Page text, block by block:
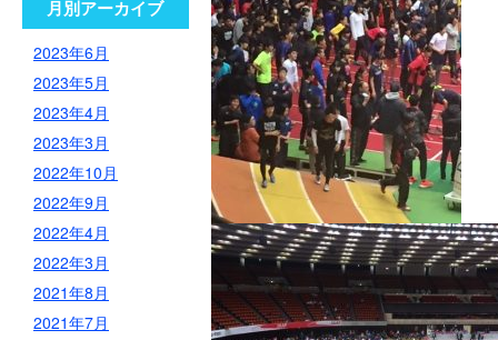
月別アーカイブ
2023年6月
2023年5月
2023年4月
2023年3月
2022年10月
2022年9月
2022年4月
2022年3月
2021年8月
2021年7月